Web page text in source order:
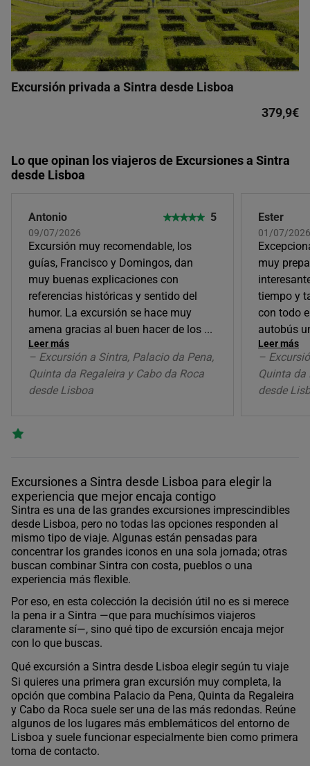
Excursión privada a Sintra desde Lisboa
379,9€
Lo que opinan los viajeros de Excursiones a Sintra
desde Lisboa
Antonio
09/07/2026
5
Excursión muy recomendable, los
guías, Francisco y Domingos, dan
muy buenas explicaciones con
referencias históricas y sentido del
humor. La excursión se hace muy
amena gracias al buen hacer de los ...
Leer más
– Excursión a Sintra, Palacio da Pena,
Quinta da Regaleira y Cabo da Roca
desde Lisboa
Ester
01/07/2026
muy
tiempo y
con todo
autobús
Leer más
–
Quinta da
desde
Excursiones a Sintra desde Lisboa para elegir la
experiencia que mejor encaja contigo
Sintra es una de las grandes excursiones imprescindibles
desde Lisboa, pero no todas las opciones responden al
mismo tipo de viaje. Algunas están pensadas para
concentrar los grandes iconos en una sola jornada; otras
buscan combinar Sintra con costa, pueblos o una
experiencia más flexible.
Por eso, en esta colección la decisión útil no es si merece
la pena ir a Sintra —que para muchísimos viajeros
claramente sí—, sino qué tipo de excursión encaja mejor
con lo que buscas.
Qué excursión a Sintra desde Lisboa elegir según tu viaje
Si quieres una primera gran excursión muy completa, la
opción que combina Palacio da Pena, Quinta da Regaleira
y Cabo da Roca suele ser una de las más redondas. Reúne
algunos de los lugares más emblemáticos del entorno de
Lisboa y suele funcionar especialmente bien como primera
toma de contacto.